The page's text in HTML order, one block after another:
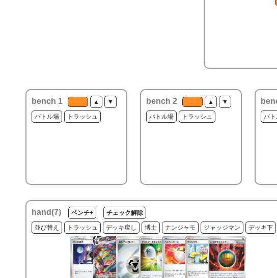
bench 1 ▲ ▼
バトル場 トラッシュ
bench 2 ▲ ▼
バトル場 トラッシュ バ
hand(7) ベンチ+ チェック解除
並び替え トラッシュ デッキ戻し 博士 ナンジャモ ジャッジマン デッキ下